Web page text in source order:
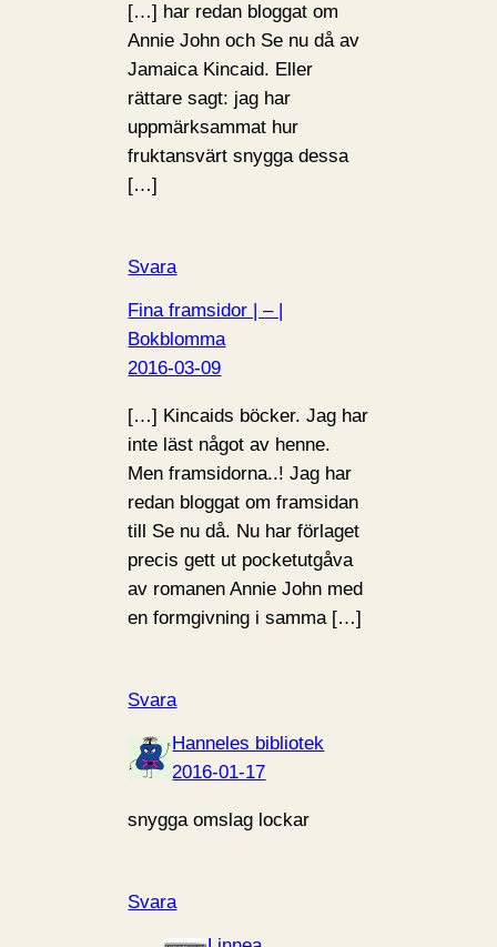
[…] har redan bloggat om
Annie John och Se nu då av
Jamaica Kincaid. Eller
rättare sagt: jag har
uppmärksammat hur
fruktansvärt snygga dessa
[…]
Svara
Fina framsidor | – |
Bokblomma
2016-03-09
[…] Kincaids böcker. Jag har
inte läst något av henne.
Men framsidorna..! Jag har
redan bloggat om framsidan
till Se nu då. Nu har förlaget
precis gett ut pocketutgåva
av romanen Annie John med
en formgivning i samma […]
Svara
Hanneles bibliotek
2016-01-17
snygga omslag lockar
Svara